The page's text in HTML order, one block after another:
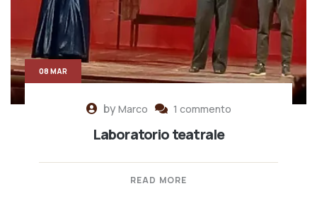
byMarco 1 commento
Laboratorio teatrale
READ MORE
08 MAR